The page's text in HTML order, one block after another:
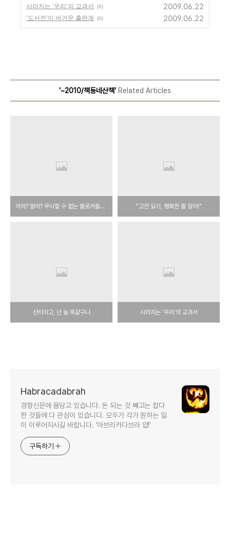
사라지는 '우리'의 교과서 (0) 2009.06.22
'도서전'이 버거운 출판계 (0) 2009.06.22
'~2010/책동네산책' Related Articles
끼어? 말어? 무시할 수 없는 블로거들의 세계 "고전 읽기, 행복한 줄 알아!"
산티아고, 넌 늘 똑같구나 사라지는 '우리'의 교과서
Habracadabrah
경향신문에 몸담고 있습니다. 돈 되는 것 빼고는 잡다
한 것들에 다 관심이 있습니다. 모두가 각가 원하는 일
이 이루어지시길 바랍니다. '아브라카다브라 얍!'
구독하기